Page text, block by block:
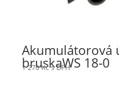
Akumulátorová
bruskaWS 18-0
1 270Kč s DPH